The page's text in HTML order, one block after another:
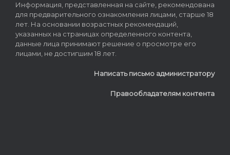
Информация, представленная на сайте, рекомендована
для предварительного ознакомления лицами, старше 18
лет. На основании возрастных рекомендаций,
указанных на страницах определенного контента,
данные лица принимают решение о просмотре его
лицами, не достигшим 18 лет.
Написать письмо администратору
Правообладателям контента